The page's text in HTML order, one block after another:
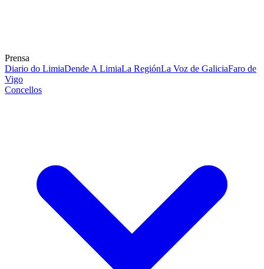
Prensa
Diario do LimiaDende A LimiaLa RegiónLa Voz de GaliciaFaro de
Vigo
Concellos